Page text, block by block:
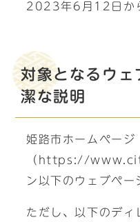
2023年6月12日か
対象となるウェ
潔な説明
姫路市ホームページ
（https://
ン以下のウェブペー
ただし、以下のディ